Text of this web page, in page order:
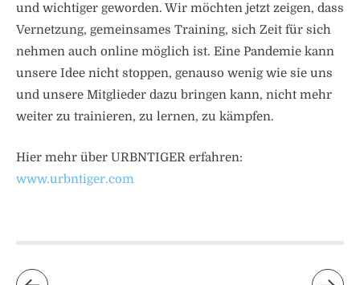
und wichtiger geworden. Wir möchten jetzt zeigen, dass
Vernetzung, gemeinsames Training, sich Zeit für sich
nehmen auch online möglich ist. Eine Pandemie kann
unsere Idee nicht stoppen, genauso wenig wie sie uns
und unsere Mitglieder dazu bringen kann, nicht mehr
weiter zu trainieren, zu lernen, zu kämpfen.
Hier mehr über URBNTIGER erfahren:
www.urbntiger.com